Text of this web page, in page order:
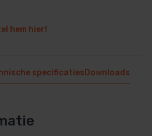
hem hier!
specificaties Downloads